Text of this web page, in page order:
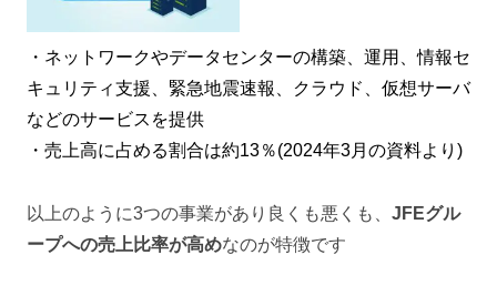
・ネットワークやデータセンターの構築、運用、情報セ
キュリティ支援、緊急地震速報、クラウド、仮想サーバ
などのサービスを提供
・売上高に占める割合は約13％(2024年3月の資料より)
以上のように3つの事業があり良くも悪くも、 JFEグル
ープへの売上比率が高めなのが特徴です